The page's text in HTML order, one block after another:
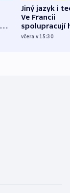
Jiný jazyk i
Ve Francii
spolupracují
různých zemí
včera v 15:30